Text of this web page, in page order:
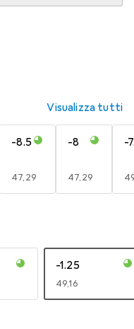
Visualizza tutti
-8.5
EUR
47,29
-8
EUR
47,29
-
-1.25
EUR
49,16